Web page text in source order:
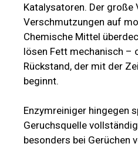
Katalysatoren. Der große
Verschmutzungen auf
Chemische Mittel
lösen Fett mechanisch –
Rückstand, der mit der
beginnt.
Enzymreiniger hingegen
Geruchsquelle
besonders bei Gerüchen